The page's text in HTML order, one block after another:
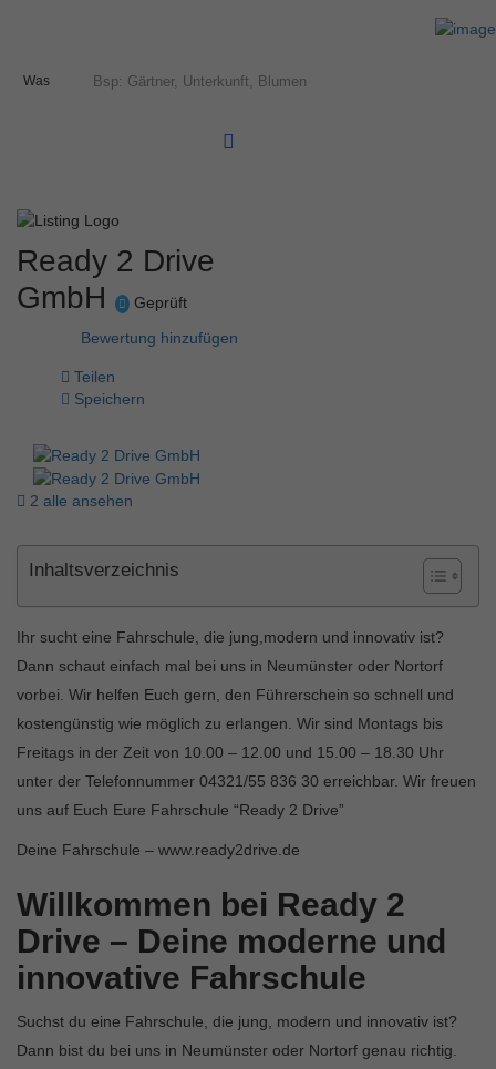
Was
Ready 2 Drive
GmbH
Geprüft
Bewertung hinzufügen
Teilen
Speichern
2 alle ansehen
Inhaltsverzeichnis
Ihr sucht eine Fahrschule, die jung,modern und innovativ ist?
Dann schaut einfach mal bei uns in Neumünster oder Nortorf
vorbei. Wir helfen Euch gern, den Führerschein so schnell und
kostengünstig wie möglich zu erlangen. Wir sind Montags bis
Freitags in der Zeit von 10.00 – 12.00 und 15.00 – 18.30 Uhr
unter der Telefonnummer 04321/55 836 30 erreichbar. Wir freuen
uns auf Euch Eure Fahrschule “Ready 2 Drive”
Deine Fahrschule – www.ready2drive.de
Willkommen bei Ready 2
Drive – Deine moderne und
innovative Fahrschule
Suchst du eine Fahrschule, die jung, modern und innovativ ist?
Dann bist du bei uns in Neumünster oder Nortorf genau richtig.